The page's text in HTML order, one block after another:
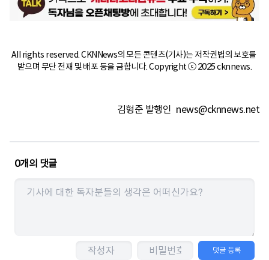
All rights reserved. CKNNews의 모든 콘텐츠(기사)는 저작권법의 보호를
받으며 무단 전재 및 배포 등을 금합니다. Copyright ⓒ 2025 cknnews.
김형준 발행인 news@cknnews.net
0개의 댓글
댓글 등록